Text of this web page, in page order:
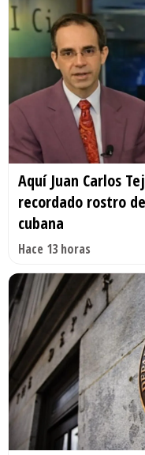
Aquí Juan Carlos
recordado rostro
cubana
Hace 13 horas